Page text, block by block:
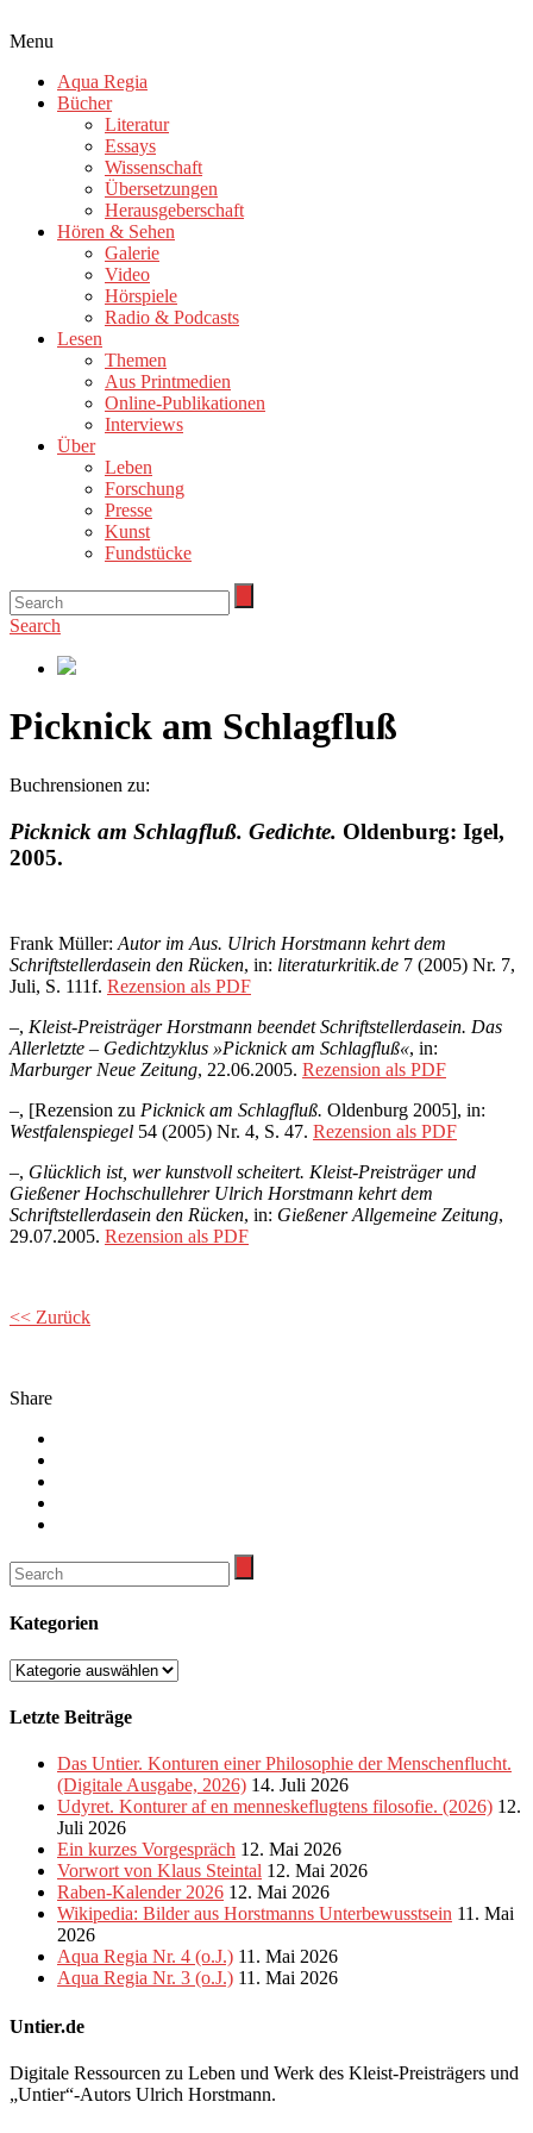
Menu
Aqua Regia
Bücher
Literatur
Essays
Wissenschaft
Übersetzungen
Herausgeberschaft
Hören & Sehen
Galerie
Video
Hörspiele
Radio & Podcasts
Lesen
Themen
Aus Printmedien
Online-Publikationen
Interviews
Über
Leben
Forschung
Presse
Kunst
Fundstücke
Search
Picknick am Schlagfluß
Buchrensionen zu:
Picknick am Schlagfluß. Gedichte. Oldenburg: Igel,
2005.
Frank Müller: Autor im Aus. Ulrich Horstmann kehrt dem
Schriftstellerdasein den Rücken, in: literaturkritik.de 7 (2005) Nr. 7,
Juli, S. 111f. Rezension als PDF
–, Kleist-Preisträger Horstmann beendet Schriftstellerdasein. Das
Allerletzte – Gedichtzyklus »Picknick am Schlagfluß«, in:
Marburger Neue Zeitung, 22.06.2005. Rezension als PDF
–, [Rezension zu Picknick am Schlagfluß. Oldenburg 2005], in:
Westfalenspiegel 54 (2005) Nr. 4, S. 47. Rezension als PDF
–, Glücklich ist, wer kunstvoll scheitert. Kleist-Preisträger und
Gießener Hochschullehrer Ulrich Horstmann kehrt dem
Schriftstellerdasein den Rücken, in: Gießener Allgemeine Zeitung,
29.07.2005. Rezension als PDF
<< Zurück
Share
Kategorien
Kategorien
Letzte Beiträge
Das Untier. Konturen einer Philosophie der Menschenflucht.
(Digitale Ausgabe, 2026) 14. Juli 2026
Udyret. Konturer af en menneskeflugtens filosofie. (2026) 12.
Juli 2026
Ein kurzes Vorgespräch 12. Mai 2026
Vorwort von Klaus Steintal 12. Mai 2026
Raben-Kalender 2026 12. Mai 2026
Wikipedia: Bilder aus Horstmanns Unterbewusstsein 11. Mai
2026
Aqua Regia Nr. 4 (o.J.) 11. Mai 2026
Aqua Regia Nr. 3 (o.J.) 11. Mai 2026
Untier.de
Digitale Ressourcen zu Leben und Werk des Kleist-Preisträgers und
„Untier“-Autors Ulrich Horstmann.